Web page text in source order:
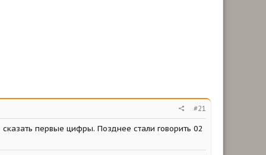
#21
первые цифры. Позднее стали говорить 02